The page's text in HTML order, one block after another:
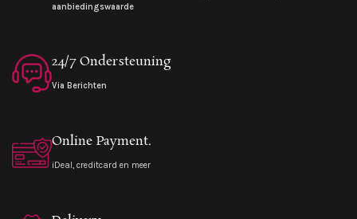
aanbiedingswaarde
24/7 Ondersteuning
Via Berichten
Online Payment.
iDeal, creditcard en meer